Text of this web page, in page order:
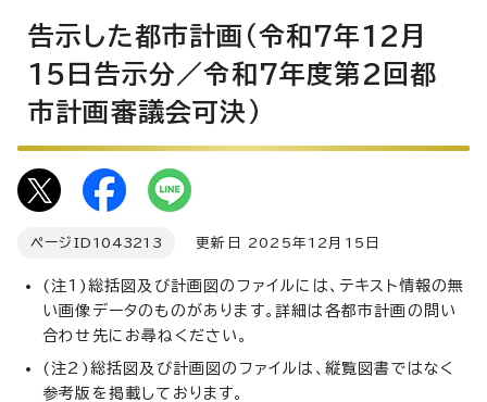
告示した都市計画（令和7年12月
15日告示分／令和7年度第2回都
市計画審議会可決）
ページID 1043213 更新日 2025年12月15日
(注1)総括図及び計画図のファイルには、テキスト情報の無
い画像データのものがあります。詳細は各都市計画の問い
合わせ先にお尋ねください。
(注2)総括図及び計画図のファイルは、縦覧図書ではなく
参考版を掲載しております。